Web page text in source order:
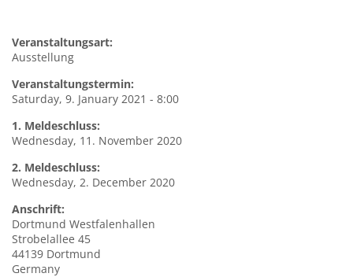
Veranstaltungsart:
Ausstellung
Veranstaltungstermin:
Saturday, 9. January 2021 - 8:00
1. Meldeschluss:
Wednesday, 11. November 2020
2. Meldeschluss:
Wednesday, 2. December 2020
Anschrift:
Dortmund Westfalenhallen
Strobelallee 45
44139 Dortmund
Germany